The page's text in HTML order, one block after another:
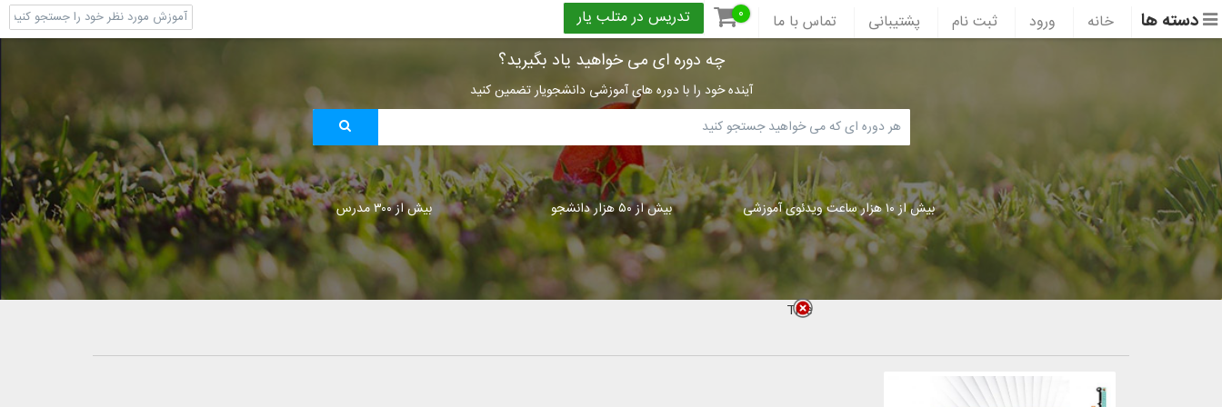
دسته ها خانه ورود ثبت نام پشتیبانی تماس با ما ۰ تدریس در متلب یار
چه دوره ای می خواهید یاد بگیرید؟
آینده خود را با دوره های آموزشی دانشجویار تضمین کنید
بیش از ۱۰ هزار ساعت ویدئوی آموزشی بیش از ۵۰ هزار دانشجو بیش از ۳۰۰ مدرس
Title